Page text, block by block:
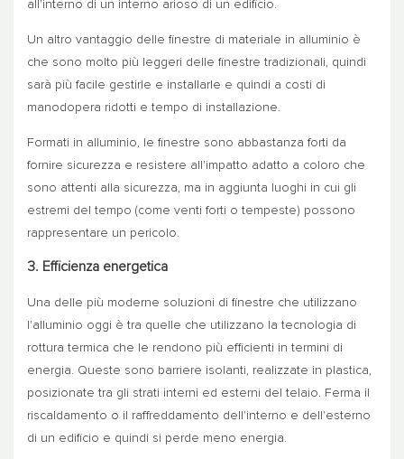
all'interno di un interno arioso di un edificio.
Un altro vantaggio delle finestre di materiale in alluminio è
che sono molto più leggeri delle finestre tradizionali, quindi
sarà più facile gestirle e installarle e quindi a costi di
manodopera ridotti e tempo di installazione.
Formati in alluminio, le finestre sono abbastanza forti da
fornire sicurezza e resistere all'impatto adatto a coloro che
sono attenti alla sicurezza, ma in aggiunta luoghi in cui gli
estremi del tempo (come venti forti o tempeste) possono
rappresentare un pericolo.
3. Efficienza energetica
Una delle più moderne soluzioni di finestre che utilizzano
l'alluminio oggi è tra quelle che utilizzano la tecnologia di
rottura termica che le rendono più efficienti in termini di
energia. Queste sono barriere isolanti, realizzate in plastica,
posizionate tra gli strati interni ed esterni del telaio. Ferma il
riscaldamento o il raffreddamento dell'interno e dell'esterno
di un edificio e quindi si perde meno energia.